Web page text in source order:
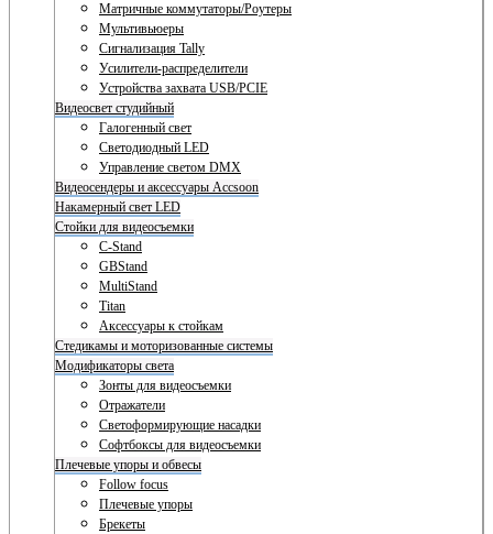
Матричные коммутаторы/Роутеры
Мультивьюеры
Сигнализация Tally
Усилители-распределители
Устройства захвата USB/PCIE
Видеосвет студийный
Галогенный свет
Светодиодный LED
Управление светом DMX
Видеосендеры и аксессуары Accsoon
Накамерный свет LED
Стойки для видеосъемки
C-Stand
GBStand
MultiStand
Titan
Аксессуары к стойкам
Стедикамы и моторизованные системы
Модификаторы света
Зонты для видеосъемки
Отражатели
Светоформирующие насадки
Софтбоксы для видеосъемки
Плечевые упоры и обвесы
Follow focus
Плечевые упоры
Брекеты